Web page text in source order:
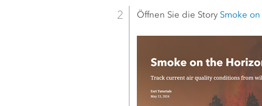
Öffnen Sie die Story Smoke